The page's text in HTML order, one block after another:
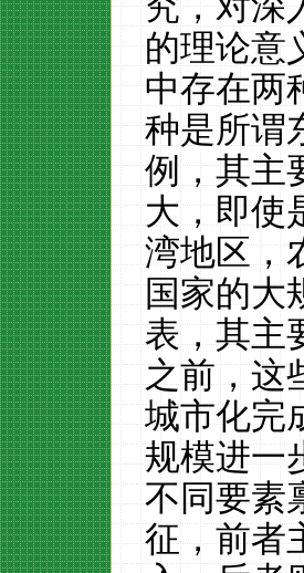
的理论意
中存在两
种是所谓
例，其主
大，即使
湾地区，
国家的大
表，其主
之前，这
城市化完
规模进一
不同要素
征，前者